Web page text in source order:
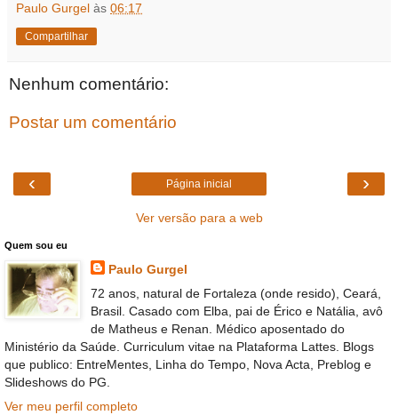
Paulo Gurgel às 06:17
Compartilhar
Nenhum comentário:
Postar um comentário
‹ ›
Página inicial
Ver versão para a web
Quem sou eu
Paulo Gurgel
72 anos, natural de Fortaleza (onde resido), Ceará,
Brasil. Casado com Elba, pai de Érico e Natália, avô
de Matheus e Renan. Médico aposentado do
Ministério da Saúde. Curriculum vitae na Plataforma Lattes. Blogs
que publico: EntreMentes, Linha do Tempo, Nova Acta, Preblog e
Slideshows do PG.
Ver meu perfil completo